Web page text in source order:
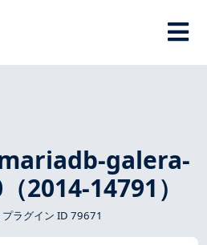
galera-
2014-14791）
プラグイン ID 79671